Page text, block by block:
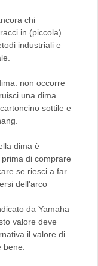
chi
in (piccola)
industriali e
non occorre
una dima
sottile e
dima è
di comprare
se riesci a far
dell'arco
da Yamaha
valore deve
il valore di